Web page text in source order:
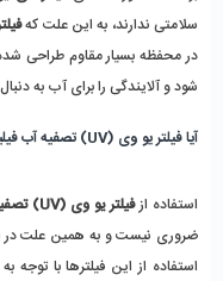
سلامتی ندارند، به این علت که
در محفظه بسیار مقاوم طراحی
شود و آلایندگی را برای آب به
آیا فیلتر یو وی (UV) تصفیه آب فیلیپس برای من مناسب است؟
استفاده ازفیلتر یو وی (UV)
ضروری نیست و به همین علت در
استفاده از این فیلترها با توجه